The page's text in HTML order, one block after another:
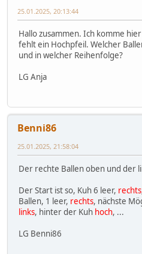
25.01.2025, 20:13:44
Hallo zusammen. Ich komme
fehlt ein Hochpfeil. Welcher
und in welcher Reihenfolge?
LG Anja
Benni86
25.01.2025, 21:58:04
Der rechte Ballen oben und der
Der Start ist so, Kuh 6 leer, rechts
Ballen, 1 leer, rechts, nächste
links, hinter der Kuh hoch, ...
LG Benni86